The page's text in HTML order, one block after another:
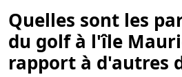
Quelles sont les
du golf à l'île
rapport à d'autres